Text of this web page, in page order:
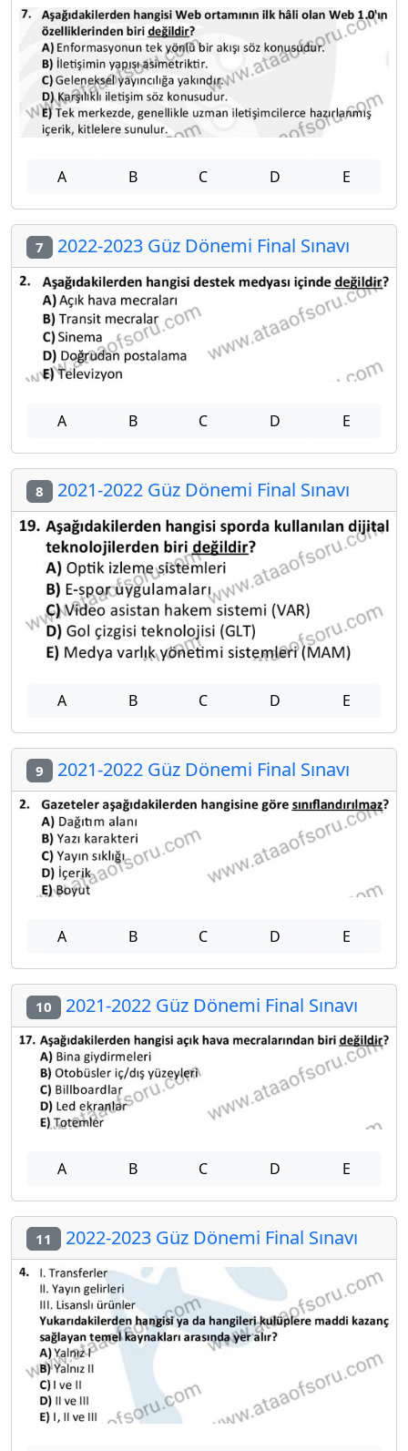
A B C D E
7 2022-2023 Güz Dönemi Final Sınavı
A B C D E
8 2021-2022 Güz Dönemi Final Sınavı
A B C D E
9 2021-2022 Güz Dönemi Final Sınavı
A B C D E
10 2021-2022 Güz Dönemi Final Sınavı
A B C D E
11 2022-2023 Güz Dönemi Final Sınavı